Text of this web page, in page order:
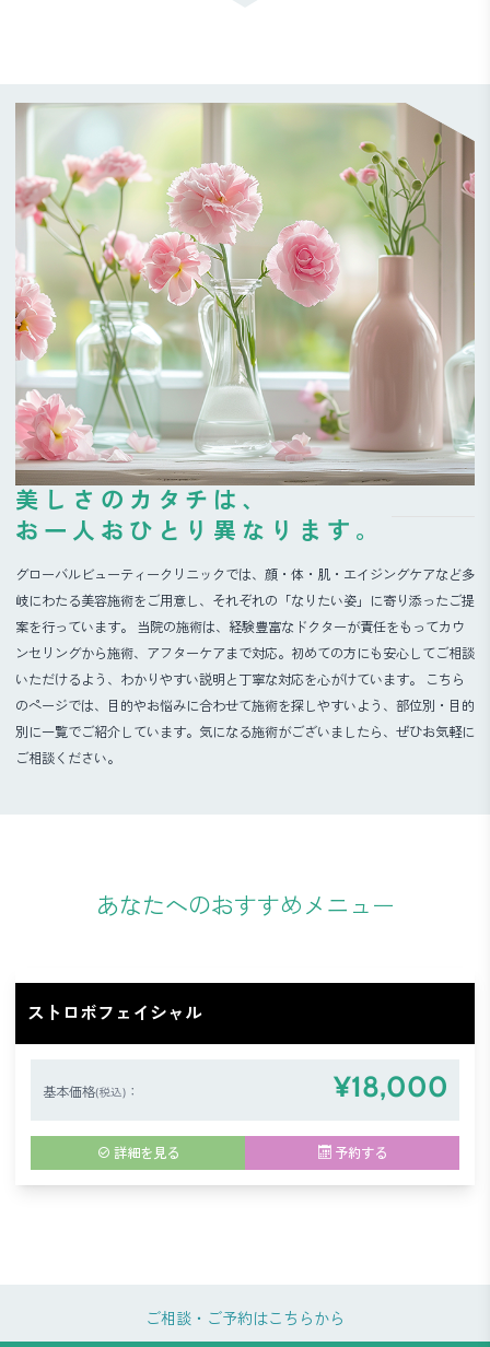
美しさのカタチは、
お一人おひとり異なります。
グローバルビューティークリニックでは、顔・体・肌・エイジングケアなど多
岐にわたる美容施術をご用意し、それぞれの「なりたい姿」に寄り添ったご提
案を行っています。 当院の施術は、経験豊富なドクターが責任をもってカウ
ンセリングから施術、アフターケアまで対応。初めての方にも安心してご相談
いただけるよう、わかりやすい説明と丁寧な対応を心がけています。 こちら
のページでは、目的やお悩みに合わせて施術を探しやすいよう、部位別・目的
別に一覧でご紹介しています。気になる施術がございましたら、ぜひお気軽に
ご相談ください。
あなたへのおすすめメニュー
ストロボフェイシャル
基本価格(税込)： ¥18,000
詳細を見る 予約する
ご相談・ご予約はこちらから